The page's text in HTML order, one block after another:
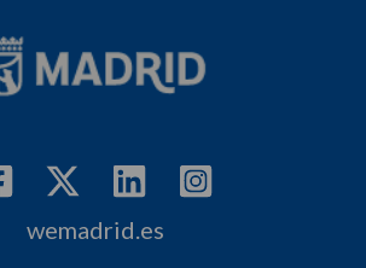
wemadrid.es